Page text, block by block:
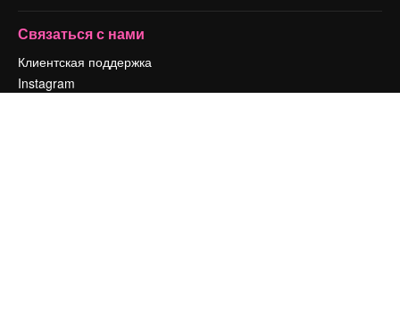
Связаться с нами
Клиентская поддержка
Instagram